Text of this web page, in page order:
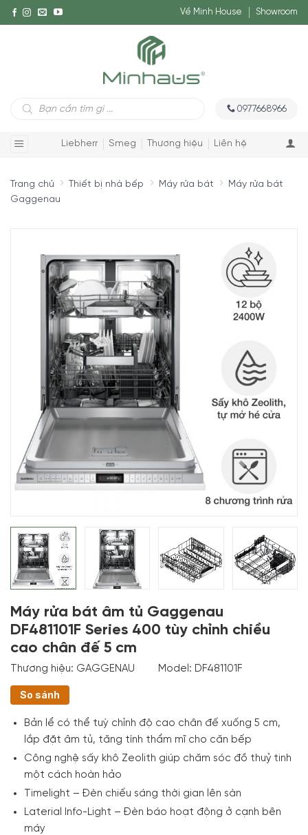
Về Minh House Showroom
Tìm
kiếm
0977668966
Liebherr Smeg Thương hiệu Liên hệ
Trang chủ Thiết bị nhà bếp Máy rửa bát
Máy rửa bát
Gaggenau
Máy rửa bát âm tủ Gaggenau
DF481101F Series 400 tùy chỉnh chiều
cao chân đế 5 cm
Thương hiệu: GAGGENAU Model: DF481101F
So sánh
Bản lể có thể tuỳ chỉnh độ cao chân đế xuống 5 cm,
lắp đặt âm tủ, tăng tính thẩm mĩ cho căn bếp
Công nghệ sấy khô Zeolith giúp chăm sóc đồ thuỷ tinh
một cách hoàn hảo
Timelight – Đèn chiếu sáng thời gian lên sàn
Laterial Info-Light – Đèn báo hoạt động ở cạnh bên
máy